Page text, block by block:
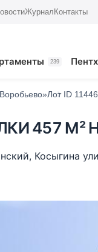
Журнал Контакты
239
Лот ID
457 М²
, Косыгина